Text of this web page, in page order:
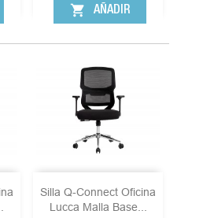
shopping_cart AÑADIR
Silla Q-Connect Oficina
Lucca Malla Base...